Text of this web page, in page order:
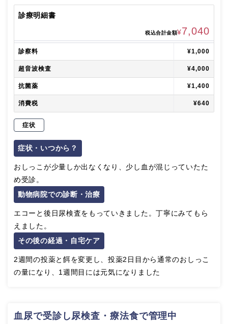
診療明細書
税込合計金額¥7,040
診察料 ¥1,000
超音波検査 ¥4,000
抗菌薬 ¥1,400
消費税 ¥640
症状
症状・いつから？
おしっこが少量しか出なくなり、少し血が混じっていたた
め受診。
動物病院での診断・治療
エコーと後日尿検査をもっていきました。丁寧にみてもら
えました。
その後の経過・自宅ケア
2週間の投薬と餌を変更し、投薬2日目から通常のおしっこ
の量になり、1週間目には元気になりました
血尿で受診し尿検査・療法食で管理中